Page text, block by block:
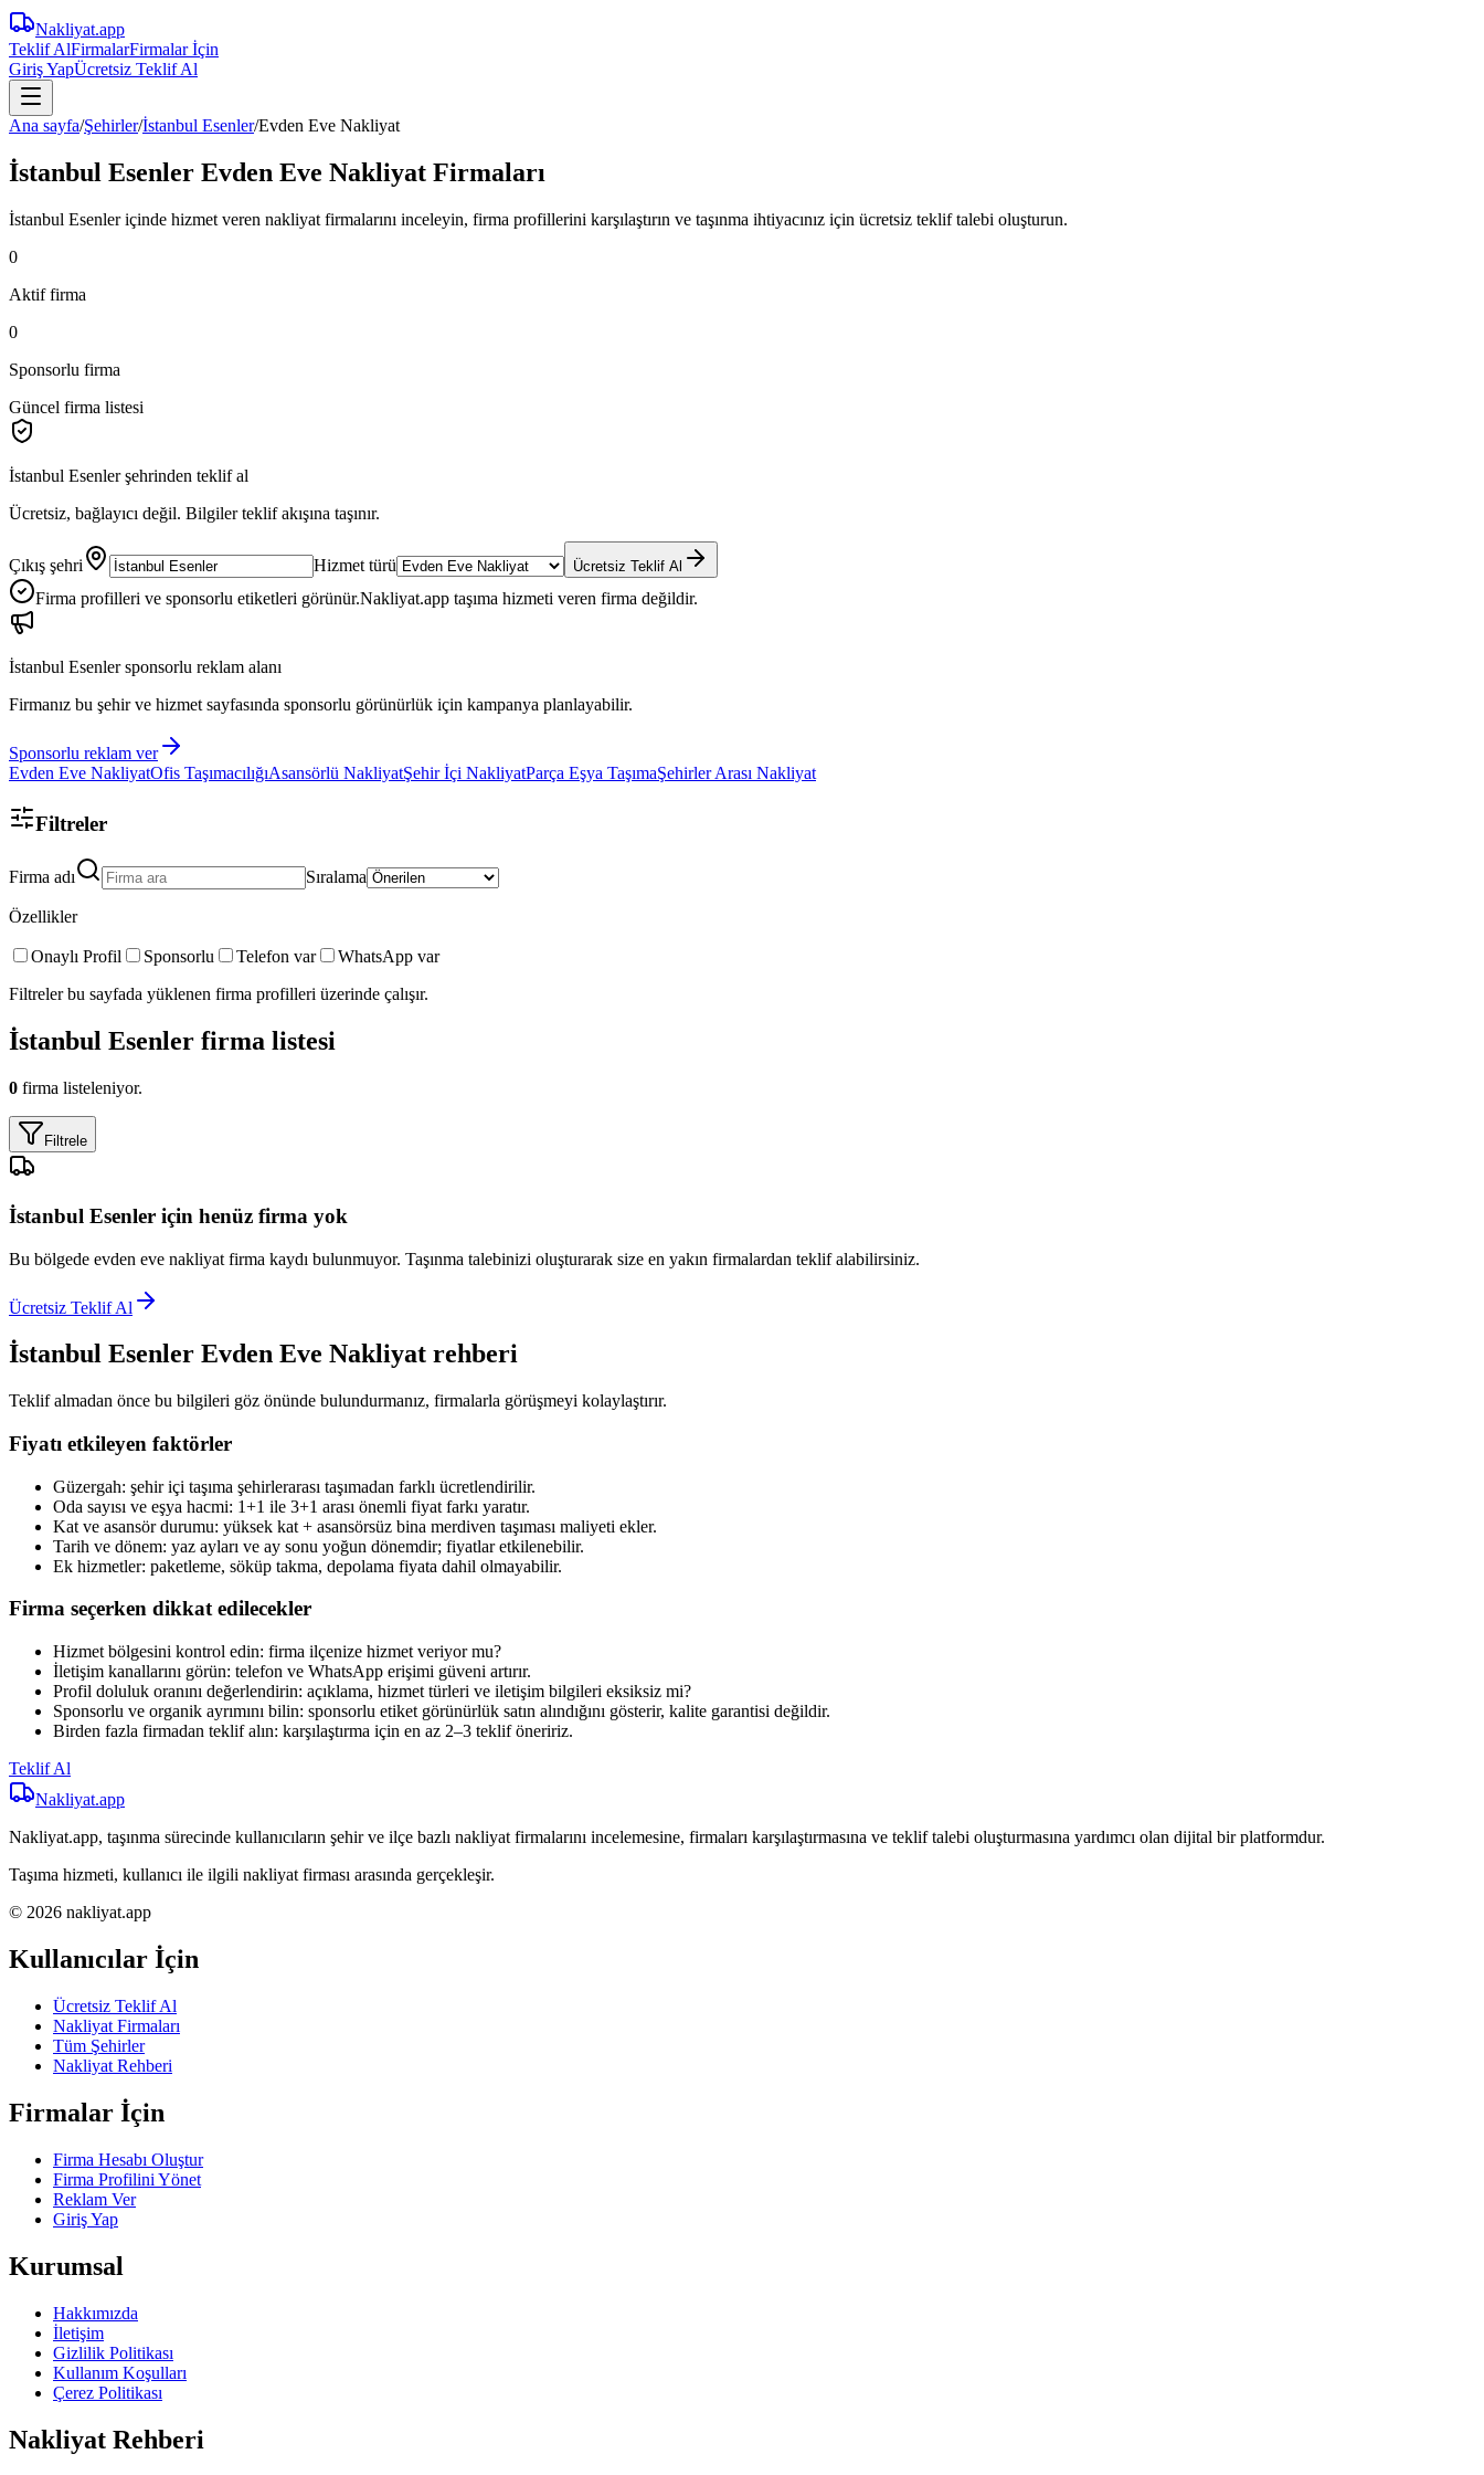
Nakliyat.app
Teklif AlFirmalarFirmalar İçin
Giriş YapÜcretsiz Teklif Al
Ana sayfa/Şehirler/İstanbul Esenler/Evden Eve Nakliyat
İstanbul Esenler Evden Eve Nakliyat Firmaları
İstanbul Esenler içinde hizmet veren nakliyat firmalarını inceleyin, firma profillerini karşılaştırın ve taşınma ihtiyacınız için ücretsiz teklif talebi oluşturun.
0
Aktif firma
0
Sponsorlu firma
Güncel firma listesi
İstanbul Esenlerşehrinden teklif al
Ücretsiz, bağlayıcı değil. Bilgiler teklif akışına taşınır.
Çıkış şehri Hizmet türü Ücretsiz Teklif Al
Firma profilleri ve sponsorlu etiketleri görünür.Nakliyat.app taşıma hizmeti veren firma değildir.
İstanbul Esenlersponsorlu reklam alanı
Firmanız bu şehir ve hizmet sayfasında sponsorlu görünürlük için kampanya planlayabilir.
Sponsorlu reklam ver
Evden Eve NakliyatOfis TaşımacılığıAsansörlü NakliyatŞehir İçi NakliyatParça Eşya TaşımaŞehirler Arası Nakliyat
Filtreler
Firma adı Sıralama
Özellikler
Onaylı Profil Sponsorlu Telefon var
WhatsApp var
Filtreler bu sayfada yüklenen firma profilleri üzerinde çalışır.
İstanbul Esenler firma listesi
0 firma listeleniyor.
Filtrele
İstanbul Esenler için henüz firma yok
Bu bölgede evden eve nakliyat firma kaydı bulunmuyor. Taşınma talebinizi oluşturarak size en yakın firmalardan teklif alabilirsiniz.
Ücretsiz Teklif Al
İstanbul Esenler Evden Eve Nakliyat rehberi
Teklif almadan önce bu bilgileri göz önünde bulundurmanız, firmalarla görüşmeyi kolaylaştırır.
Fiyatı etkileyen faktörler
Güzergah: şehir içi taşıma şehirlerarası taşımadan farklı ücretlendirilir.
Oda sayısı ve eşya hacmi: 1+1 ile 3+1 arası önemli fiyat farkı yaratır.
Kat ve asansör durumu: yüksek kat + asansörsüz bina merdiven taşıması maliyeti ekler.
Tarih ve dönem: yaz ayları ve ay sonu yoğun dönemdir; fiyatlar etkilenebilir.
Ek hizmetler: paketleme, söküp takma, depolama fiyata dahil olmayabilir.
Firma seçerken dikkat edilecekler
Hizmet bölgesini kontrol edin: firma ilçenize hizmet veriyor mu?
İletişim kanallarını görün: telefon ve WhatsApp erişimi güveni artırır.
Profil doluluk oranını değerlendirin: açıklama, hizmet türleri ve iletişim bilgileri eksiksiz mi?
Sponsorlu ve organik ayrımını bilin: sponsorlu etiket görünürlük satın alındığını gösterir, kalite garantisi değildir.
Birden fazla firmadan teklif alın: karşılaştırma için en az 2–3 teklif öneririz.
Teklif Al
Nakliyat.app
Nakliyat.app, taşınma sürecinde kullanıcıların şehir ve ilçe bazlı nakliyat firmalarını incelemesine, firmaları karşılaştırmasına ve teklif talebi oluşturmasına yardımcı olan dijital bir platformdur.
Taşıma hizmeti, kullanıcı ile ilgili nakliyat firması arasında gerçekleşir.
© 2026 nakliyat.app
Kullanıcılar İçin
Ücretsiz Teklif Al
Nakliyat Firmaları
Tüm Şehirler
Nakliyat Rehberi
Firmalar İçin
Firma Hesabı Oluştur
Firma Profilini Yönet
Reklam Ver
Giriş Yap
Kurumsal
Hakkımızda
İletişim
Gizlilik Politikası
Kullanım Koşulları
Çerez Politikası
Nakliyat Rehberi